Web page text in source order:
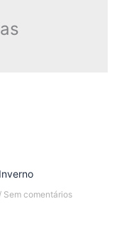
Sem comentários